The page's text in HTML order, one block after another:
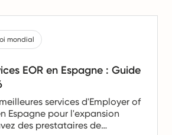
mondial
EOR en Espagne : Guide
services d'Employer of
Espagne pour l'expansion
des prestataires de